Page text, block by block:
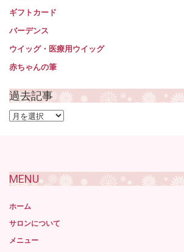
ギフトカード
バーデンス
ウイッグ・医療用ウイッグ
赤ちゃんの筆
過去記事
過
MENU
ホーム
サロンについて
メニュー